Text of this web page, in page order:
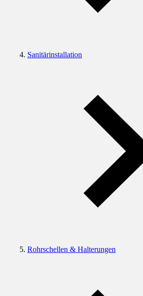
Sanitärinstallation
Rohrschellen & Halterungen